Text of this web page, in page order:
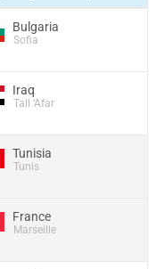
Bulgaria
Sofia
Iraq
Tall ‘Afar
Tunisia
Tunis
France
Marseille